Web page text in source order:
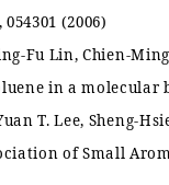
054301 (2006)
Fu Lin, Chien-
in a molecular
T. Lee, Sheng-
of Small